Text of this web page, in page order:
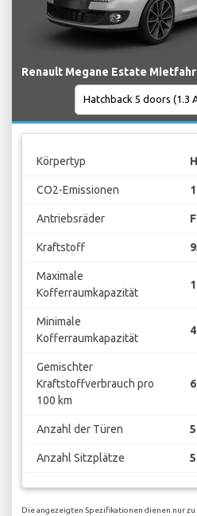
Renault Megane Estate
Körpertyp
CO2-Emissionen
Antriebsräder
Kraftstoff
Maximale
Kofferraumkapazität
Minimale
Kofferraumkapazität
Gemischter
Kraftstoffverbrauch pro
100 km
Anzahl der Türen 5
Anzahl Sitzplätze 5
Die angezeigten Spezifikationen dienen nur